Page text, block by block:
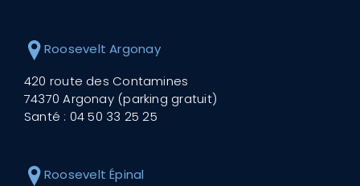
Roosevelt Argonay
420 route des Contamines
74370 Argonay (parking gratuit)
Santé : 04 50 33 25 25
Roosevelt Épinal